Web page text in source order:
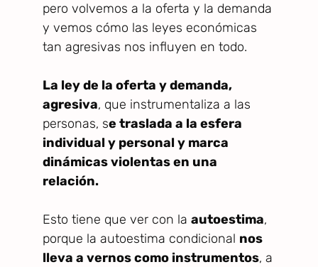
pero volvemos a la oferta y la demanda
y vemos cómo las leyes económicas
tan agresivas nos influyen en todo.
La ley de la oferta y demanda,
agresiva, que instrumentaliza a las
personas, se traslada a la esfera
individual y personal y marca
dinámicas violentas en una
relación.
Esto tiene que ver con la autoestima,
porque la autoestima condicional nos
lleva a vernos como instrumentos, a